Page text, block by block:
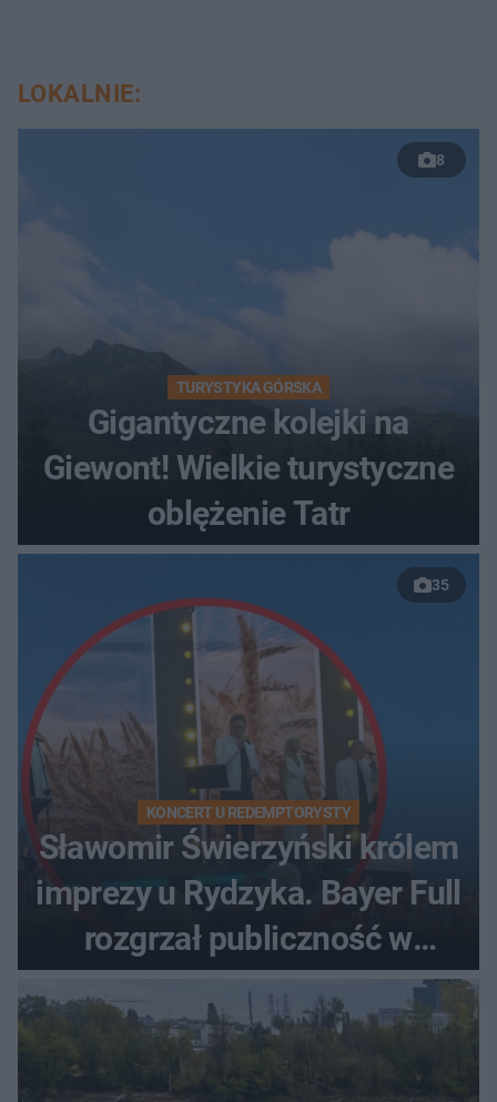
LOKALNIE:
8
TURYSTYKA GÓRSKA
Gigantyczne kolejki na
Giewont! Wielkie turystyczne
oblężenie Tatr
35
KONCERT U REDEMPTORYSTY
Sławomir Świerzyński królem
imprezy u Rydzyka. Bayer Full
rozgrzał publiczność w
Toruniu